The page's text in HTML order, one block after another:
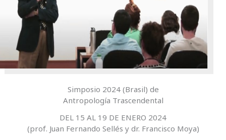
Simposio 2024 (Brasil) de
Antropología Trascendental
DEL 15 AL 19 DE ENERO 2024
(prof. Juan Fernando Sellés y dr. Francisco Moya)